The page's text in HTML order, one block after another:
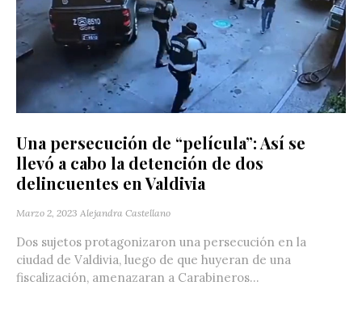
Una persecución de “película”: Así se
llevó a cabo la detención de dos
delincuentes en Valdivia
Marzo 2, 2023 Alejandra Castellano
Dos sujetos protagonizaron una persecución en la
ciudad de Valdivia, luego de que huyeran de una
fiscalización, amenazaran a Carabineros...